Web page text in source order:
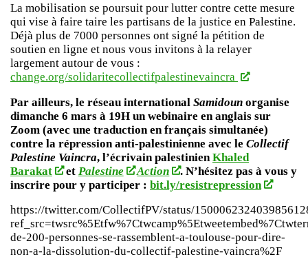
La mobilisation se poursuit pour lutter contre cette mesure
qui vise à faire taire les partisans de la justice en Palestine.
Déjà plus de 7000 personnes ont signé la pétition de
soutien en ligne et nous vous invitons à la relayer
largement autour de vous :
change.org/solidaritecollectifpalestinevaincra
Par ailleurs, le réseau international Samidoun organise
dimanche 6 mars à 19H un webinaire en anglais sur
Zoom (avec une traduction en français simultanée)
contre la répression anti-palestinienne avec le Collectif
Palestine Vaincra, l’écrivain palestinien Khaled
Barakat
et Palestine Action
. N’hésitez pas à vous y
inscrire pour y participer : bit.ly/resistrepression
https://twitter.com/CollectifPV/status/
de-200-personnes-se-rassemblent-a-toulouse-pour-dire-
non-a-la-dissolution-du-collectif-palestine-vaincra%2F